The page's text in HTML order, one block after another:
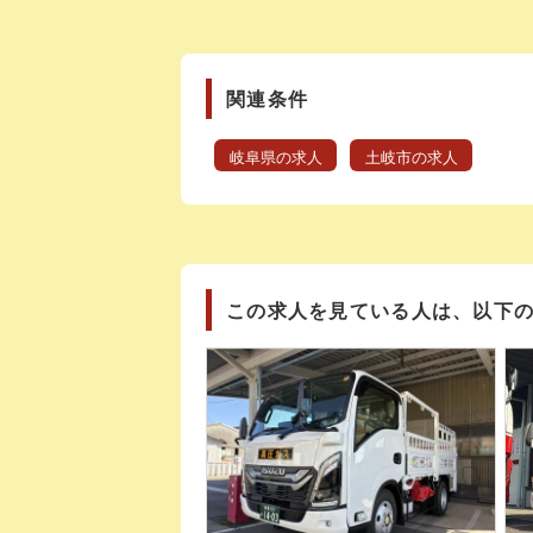
関連条件
岐阜県の求人 土岐市の求人
この求人を見ている人は、以下